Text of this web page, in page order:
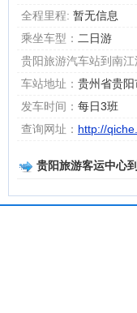
全程里程: 暂无信息
乘坐车型： 二日游
贵阳旅游汽车站到南江
车站地址： 贵州省贵
发车时间： 每日3班
查询网址： http://
贵阳旅游客运中心